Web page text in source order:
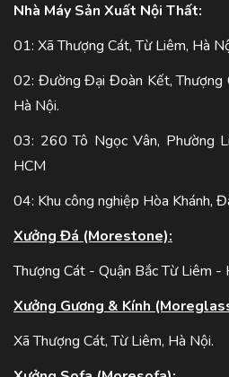
Nhà Máy Sản Xuất Nội Thất:
01: Xã Thượng Cát, Từ Liêm, Hà
02: Đường Đại Đoàn Kết, Thượng
Hà Nội.
03: 260 Tô Ngọc Vân, Phường
HCM
04: Khu công nghiệp Hòa Khánh,
Xưởng Đá (Morestone):
Thượng Cát - Quận Bắc Từ Liêm -
Xưởng Gương & Kính
Xã Thượng Cát, Từ Liêm, Hà Nội.